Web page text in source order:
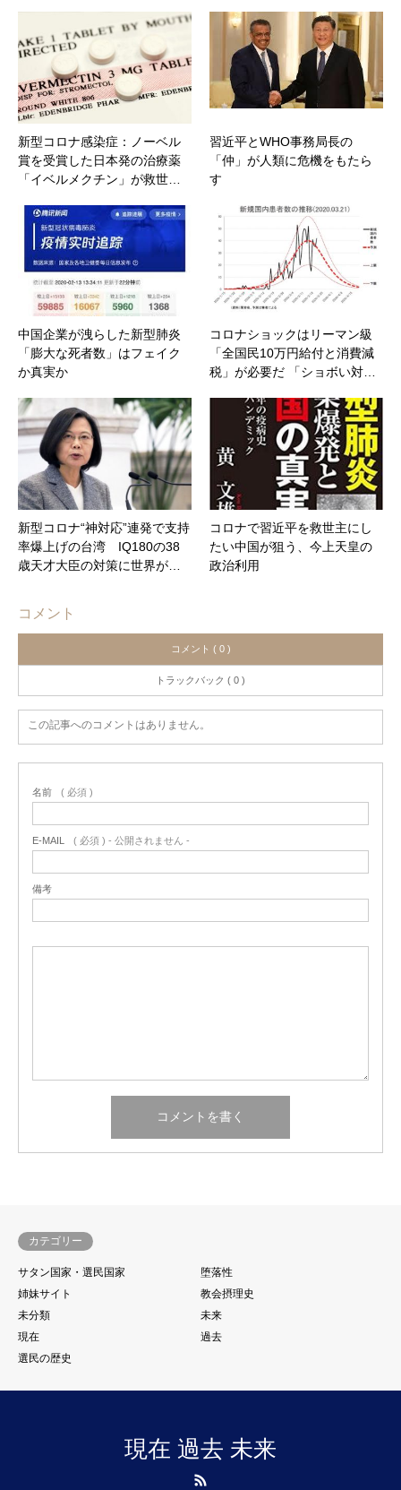
新型コロナ感染症：ノーベル
賞を受賞した日本発の治療薬
「イベルメクチン」が救世…
習近平とWHO事務局長の
「仲」が人類に危機をもたら
す
中国企業が洩らした新型肺炎
「膨大な死者数」はフェイク
か真実か
コロナショックはリーマン級
「全国民10万円給付と消費減
税」が必要だ 「ショボい対…
新型コロナ“神対応”連発で支持
率爆上げの台湾 IQ180の38
歳天才大臣の対策に世界が…
コロナで習近平を救世主にし
たい中国が狙う、今上天皇の
政治利用
コメント
コメント ( 0 )
トラックバック ( 0 )
この記事へのコメントはありません。
名前 ( 必須 )
E-MAIL ( 必須 ) - 公開されません -
備考
カテゴリー
サタン国家・選民国家
堕落性
姉妹サイト
教会摂理史
未分類
未来
現在
過去
選民の歴史
現在 過去 未来